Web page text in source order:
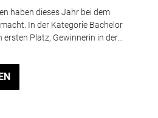
haben dieses Jahr bei dem
In der Kategorie Bachelor
Platz, Gewinnerin in der...